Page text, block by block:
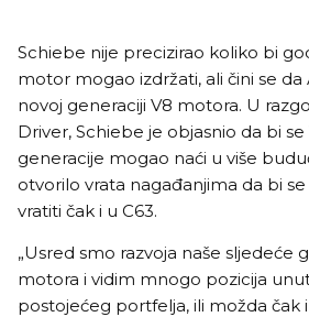
Schiebe nije precizirao koliko bi
motor mogao izdržati, ali čini se da
novoj generaciji V8 motora. U
Driver, Schiebe je objasnio da bi
generacije mogao naći u više
otvorilo vrata nagađanjima da bi
vratiti čak i u C63.
„Usred smo razvoja naše sljedeće
motora i vidim mnogo pozicija
postojećeg portfelja, ili možda čak